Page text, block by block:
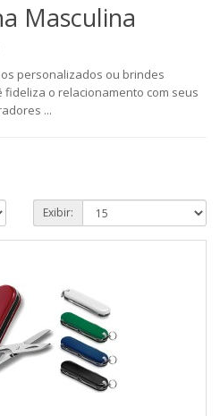
Masculina
personalizados ou brindes
fideliza o relacionamento com seus
...
Exibir: